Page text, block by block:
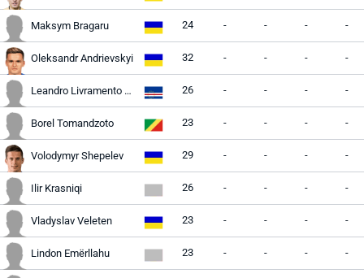
Maksym Bragaru 24 - - - -
Oleksandr Andrievskyi 32 - - - -
Leandro Livramento Andrade 26 - - - -
Borel Tomandzoto 23 - - - -
Volodymyr Shepelev 29 - - - -
Ilir Krasniqi 26 - - - -
Vladyslav Veleten 23 - - - -
Lindon Emërllahu 23 - - - -